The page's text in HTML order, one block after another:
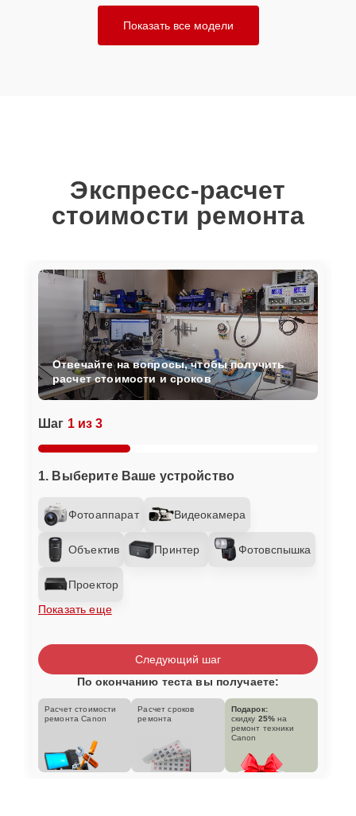
Показать все модели
Экспресс-расчет
стоимости ремонта
Шаг 1 из 3
1. Выберите Ваше устройство
Фотоаппарат Видеокамера
Объектив Принтер Фотовспышка
Проектор
Показать еще
Отвечайте на вопросы, чтобы получить
расчет стоимости и сроков
Следующий шаг
По окончанию теста вы получаете:
Расчет стоимости
ремонта Canon
Расчет сроков
ремонта
Подарок:
скидку 25% на
ремонт техники
Canon